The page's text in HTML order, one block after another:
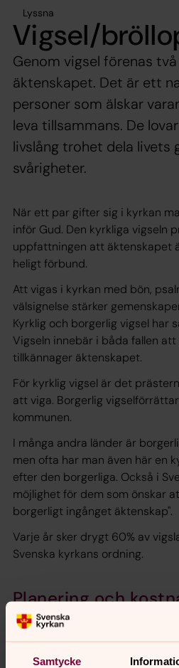
Samtycke
Lyssna
Vigsel/
Genom vigsel förenas
äktenskapet. Det är ett
personer som älskar
leva tillsammans. De
livslång trohet dela livets
svårigheter.
När ett par gifter sig i kyrkan
inför Gud. Den kyrkliga vigseln
uppfattningen att äktenskapet
heligt förbund.
Att vigas i kyrkan med bön,
välsignelse stärker
Kyrklig och borgerlig vigsel har
Vigseln innebär i båda fallen
tillkännager äktenskapet.
För kyrklig vigsel är det
att viga. Borgerlig
kommunen.
I många andra länder är
men ofta har man även här en
efter den borgerliga. Också i
möjlighet för dem som önskar
borgerligt ingånget äktenskap".
Varje år sker drygt 60% av
Svenska kyrkans ordning.
Planering och
Bröllopsmusik